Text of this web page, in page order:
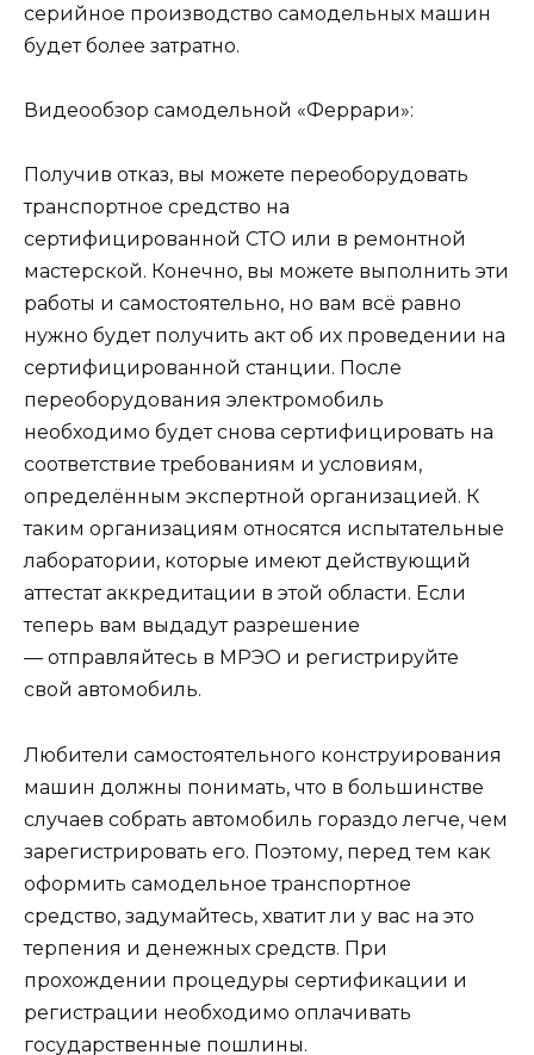
серийное производство самодельных машин
будет более затратно.
Видеообзор самодельной «Феррари»:
Получив отказ, вы можете переоборудовать
транспортное средство на
сертифицированной СТО или в ремонтной
мастерской. Конечно, вы можете выполнить эти
работы и самостоятельно, но вам всё равно
нужно будет получить акт об их проведении на
сертифицированной станции. После
переоборудования электромобиль
необходимо будет снова сертифицировать на
соответствие требованиям и условиям,
определённым экспертной организацией. К
таким организациям относятся испытательные
лаборатории, которые имеют действующий
аттестат аккредитации в этой области. Если
теперь вам выдадут разрешение
— отправляйтесь в МРЭО и регистрируйте
свой автомобиль.
Любители самостоятельного конструирования
машин должны понимать, что в большинстве
случаев собрать автомобиль гораздо легче, чем
зарегистрировать его. Поэтому, перед тем как
оформить самодельное транспортное
средство, задумайтесь, хватит ли у вас на это
терпения и денежных средств. При
прохождении процедуры сертификации и
регистрации необходимо оплачивать
государственные пошлины.